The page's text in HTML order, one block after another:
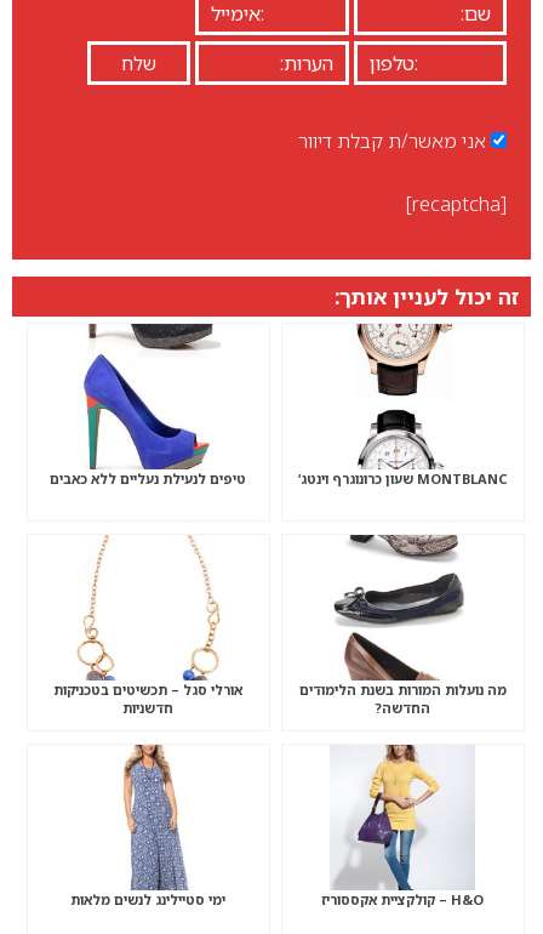
אני מאשר/ת קבלת דיוור
[recaptcha]
זה יכול לעניין אותך:
MONTBLANC שעון כרונוגרף וינטג’ טיפים לנעילת נעליים ללא כאבים
מה נועלות המורות בשנת הלימודים
החדשה?
אורלי סגל – תכשיטים בטכניקות
חדשניות
H&O – קולקציית אקססוריז ימי סטיילינג לנשים מלאות